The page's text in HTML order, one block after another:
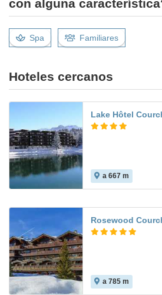
con alguna
Spa Familiares
Hoteles cercanos
Lake Hôtel
a 667 m
Rosewood
a 785 m